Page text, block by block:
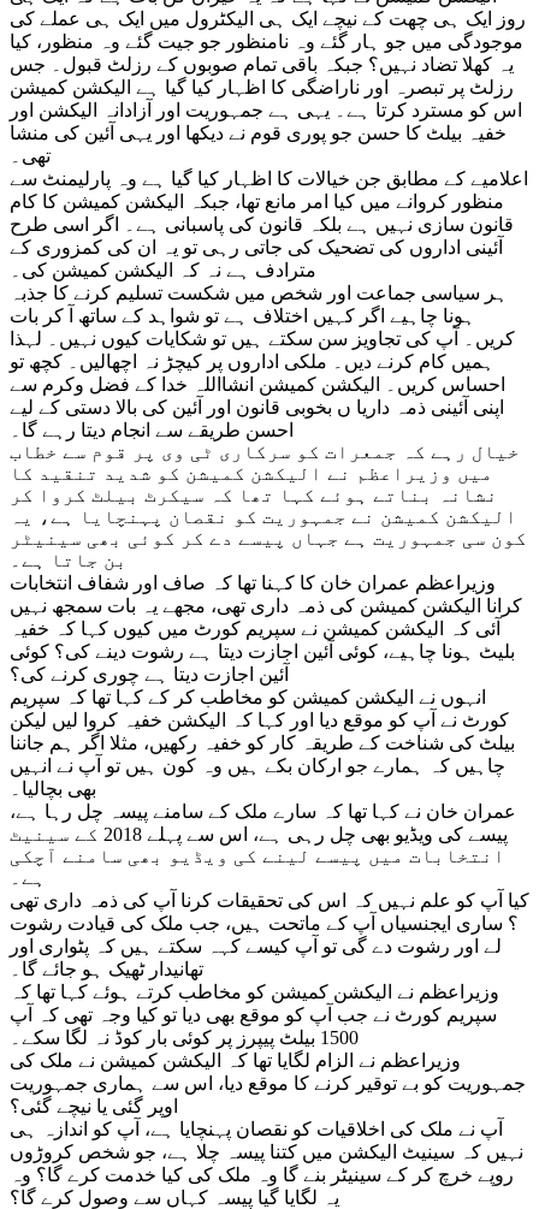
روز ایک ہی چھت کے نیچے ایک ہی الیکٹرول میں ایک ہی عملے کی
موجودگی میں جو ہار گئے وہ نامنظور جو جیت گئے وہ منظور، کیا
یہ کھلا تضاد نہیں؟ جبکہ باقی تمام صوبوں کے رزلٹ قبول۔ جس
رزلٹ پر تبصرہ اور ناراضگی کا اظہار کیا گیا ہے الیکشن کمیشن
اس کو مسترد کرتا ہے۔ یہی ہے جمہوریت اور آزادانہ الیکشن اور
خفیہ بیلٹ کا حسن جو پوری قوم نے دیکھا اور یہی آئین کی منشا
تھی۔
اعلامیے کے مطابق جن خیالات کا اظہار کیا گیا ہے وہ پارلیمنٹ سے
منظور کروانے میں کیا امر مانع تھا، جبکہ الیکشن کمیشن کا کام
قانون سازی نہیں ہے بلکہ قانون کی پاسبانی ہے۔ اگر اسی طرح
آئینی اداروں کی تضحیک کی جاتی رہی تو یہ ان کی کمزوری کے
مترادف ہے نہ کہ الیکشن کمیشن کی۔
ہر سیاسی جماعت اور شخص میں شکست تسلیم کرنے کا جذبہ
ہونا چاہیے اگر کہیں اختلاف ہے تو شواہد کے ساتھ آ کر بات
کریں۔ آپ کی تجاویز سن سکتے ہیں تو شکایات کیوں نہیں۔ لہذا
ہمیں کام کرنے دیں۔ ملکی اداروں پر کیچڑ نہ اچھالیں۔ کچھ تو
احساس کریں۔ الیکشن کمیشن انشااللہ خدا کے فضل وکرم سے
اپنی آئینی ذمہ داریا ں بخوبی قانون اور آئین کی بالا دستی کے لیے
احسن طریقے سے انجام دیتا رہے گا۔
خیال رہے کہ جمعرات کو سرکاری ٹی وی پر قوم سے خطاب
میں وزیراعظم نے الیکشن کمیشن کو شدید تنقید کا
نشانہ بناتے ہوئے کہا تھا کہ سیکرٹ بیلٹ کروا کر
الیکشن کمیشن نے جمہوریت کو نقصان پہنچایا ہے، یہ
کون سی جمہوریت ہے جہاں پیسے دے کر کوئی بھی سینیٹر
بن جاتا ہے۔
وزیراعظم عمران خان کا کہنا تھا کہ صاف اور شفاف انتخابات
کرانا الیکشن کمیشن کی ذمہ داری تھی، مجھے یہ بات سمجھ نہیں
آئی کہ الیکشن کمیشن نے سپریم کورٹ میں کیوں کہا کہ خفیہ
بلیٹ ہونا چاہیے، کوئی آئین اجازت دیتا ہے رشوت دینے کی؟ کوئی
آئین اجازت دیتا ہے چوری کرنے کی؟
انہوں نے الیکشن کمیشن کو مخاطب کر کے کہا تھا کہ سپریم
کورٹ نے آپ کو موقع دیا اور کہا کہ الیکشن خفیہ کروا لیں لیکن
بیلٹ کی شناخت کے طریقہ کار کو خفیہ رکھیں، مثلا اگر ہم جاننا
چاہیں کہ ہمارے جو ارکان بکے ہیں وہ کون ہیں تو آپ نے انہیں
بھی بچالیا۔
عمران خان نے کہا تھا کہ سارے ملک کے سامنے پیسہ چل رہا ہے،
پیسے کی ویڈیو بھی چل رہی ہے، اس سے پہلے 2018 کے سینیٹ
انتخابات میں پیسے لینے کی ویڈیو بھی سامنے آچکی
ہے۔
کیا آپ کو علم نہیں کہ اس کی تحقیقات کرنا آپ کی ذمہ داری تھی
؟ ساری ایجنسیاں آپ کے ماتحت ہیں، جب ملک کی قیادت رشوت
لے اور رشوت دے گی تو آپ کیسے کہہ سکتے ہیں کہ پٹواری اور
تھانیدار ٹھیک ہو جائے گا۔
وزیراعظم نے الیکشن کمیشن کو مخاطب کرتے ہوئے کہا تھا کہ
سپریم کورٹ نے جب آپ کو موقع بھی دیا تو کیا وجہ تھی کہ آپ
1500 بیلٹ پیپرز پر کوئی بار کوڈ نہ لگا سکے۔
وزیراعظم نے الزام لگایا تھا کہ الیکشن کمیشن نے ملک کی
جمہوریت کو بے توقیر کرنے کا موقع دیا، اس سے ہماری جمہوریت
اوپر گئی یا نیچے گئی؟
آپ نے ملک کی اخلاقیات کو نقصان پہنچایا ہے، آپ کو اندازہ ہی
نہیں کہ سینیٹ الیکشن میں کتنا پیسہ چلا ہے، جو شخص کروڑوں
روپے خرچ کر کے سینیٹر بنے گا وہ ملک کی کیا خدمت کرے گا؟ وہ
یہ لگایا گیا پیسہ کہاں سے وصول کرے گا؟